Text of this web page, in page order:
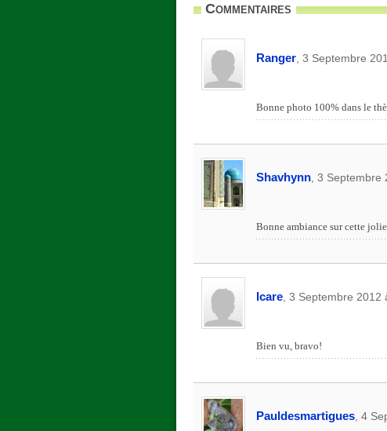
Commentaires
Ranger, 3 Septembre
Bonne photo 100% dans le
Shavhynn, 3 Septembre
Bonne ambiance sur cette
Icare, 3 Septembre 2012
Bien vu, bravo!
Pauldesmartigues, 4